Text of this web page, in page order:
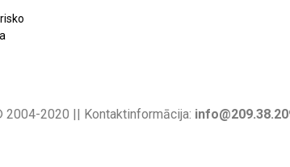
2020 || Kontaktinformācija: